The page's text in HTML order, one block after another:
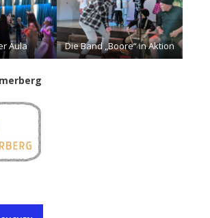
Aula Die Band „Boore“ in Aktion